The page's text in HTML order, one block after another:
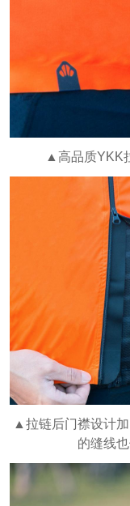
▲高品质YKK
▲拉链后门襟设计
的缝线